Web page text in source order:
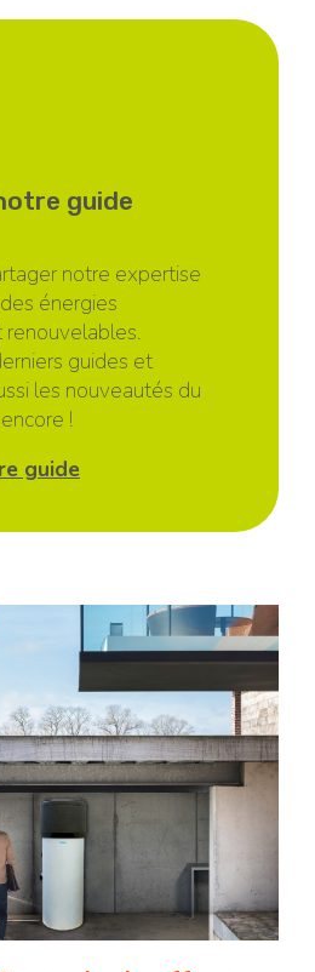
guide
notre expertise
énergies
guides et
les nouveautés du
!
guide